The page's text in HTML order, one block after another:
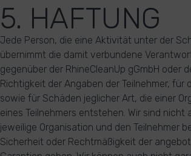
5. HAFTUNG
Jede Person, die eine Aktivität unter der
übernimmt die damit verbundene
gegenüber der RhineCleanUp gGmbH oder
Richtigkeit der Angaben der Teilnehmer,
sowie für Schäden jeglicher Art, die einer
eines Teilnehmers entstehen. Wir sind
jeweilige Organisation und den Teilnehmer
Sicherheit oder Rechtmäßigkeit der